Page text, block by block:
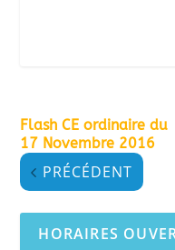
Flash CE ordinaire du
17 Novembre 2016
PRÉCÉDENT
HORAIRES